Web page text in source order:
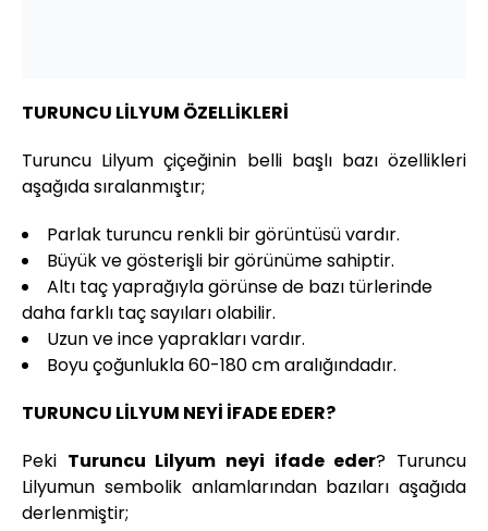
TURUNCU LİLYUM ÖZELLİKLERİ
Turuncu Lilyum çiçeğinin belli başlı bazı özellikleri
aşağıda sıralanmıştır;
Parlak turuncu renkli bir görüntüsü vardır.
Büyük ve gösterişli bir görünüme sahiptir.
Altı taç yaprağıyla görünse de bazı türlerinde
daha farklı taç sayıları olabilir.
Uzun ve ince yaprakları vardır.
Boyu çoğunlukla 60-180 cm aralığındadır.
TURUNCU LİLYUM NEYİ İFADE EDER?
Peki Turuncu Lilyum neyi ifade eder? Turuncu
Lilyumun sembolik anlamlarından bazıları aşağıda
derlenmiştir;